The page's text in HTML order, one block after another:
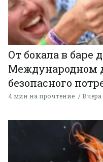
От бокала в баре
Международном
безопасного
4 мин на прочтение Вчера